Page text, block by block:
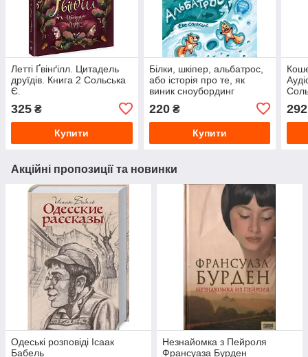
Летті Ґвінґілл. Цитадель
друїдів. Книга 2 Сольська
Є.
325 ₴
Купити
Білки, шкіпер, альбатрос,
або історія про те, як
виник сноубординг
220₴
Купити
292
Акційні пропозиції та новинки
Одеські розповіді Ісаак
Бабель
Незнайомка з Пейроля
Франсуаза Бурден